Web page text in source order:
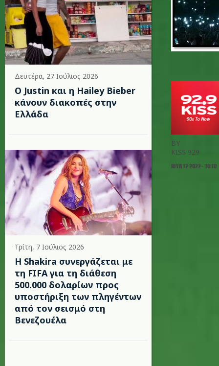
Δευτέρα, 27 Ιούλιος 2026
Ο Justin και η Hailey Bieber
κάνουν διακοπές στην
Ελλάδα
Τρίτη, 7 Ιούλιος 2026
Η Shakira συνεργάζεται με
τη FIFA για τη διάθεση
500.000 δολαρίων προς
υποστήριξη των πληγέντων
από τον σεισμό στη
Βενεζουέλα
BY
KISS 929
ΙΟΥΛ 12 2022 - 10:10